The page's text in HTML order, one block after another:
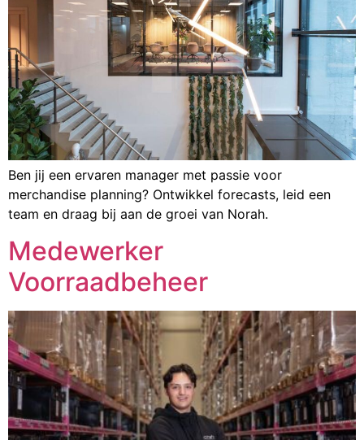
Ben jij een ervaren manager met passie voor
merchandise planning? Ontwikkel forecasts, leid een
team en draag bij aan de groei van Norah.
Medewerker
Voorraadbeheer